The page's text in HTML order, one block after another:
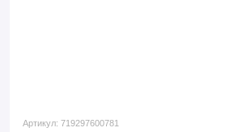
Артикул: 719297600781